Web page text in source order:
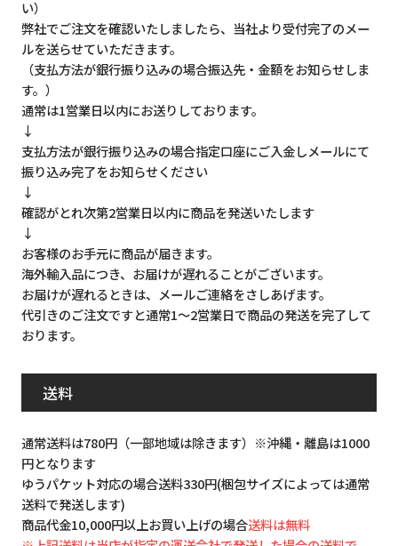
い）
弊社でご注文を確認いたしましたら、当社より受付完了のメー
ルを送らせていただきます。
（支払方法が銀行振り込みの場合振込先・金額をお知らせしま
す。）
通常は1営業日以内にお送りしております。
↓
支払方法が銀行振り込みの場合指定口座にご入金しメールにて
振り込み完了をお知らせください
↓
確認がとれ次第2営業日以内に商品を発送いたします
↓
お客様のお手元に商品が届きます。
海外輸入品につき、お届けが遅れることがございます。
お届けが遅れるときは、メールご連絡をさしあげます。
代引きのご注文ですと通常1～2営業日で商品の発送を完了して
おります。
送料
通常送料は780円（一部地域は除きます）※沖縄・離島は1000
円となります
ゆうパケット対応の場合送料330円(梱包サイズによっては通常
送料で発送します)
商品代金10,000円以上お買い上げの場合送料は無料